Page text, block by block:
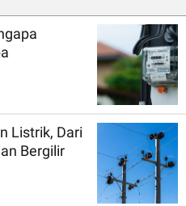
Listrik, Dari
Bergilir